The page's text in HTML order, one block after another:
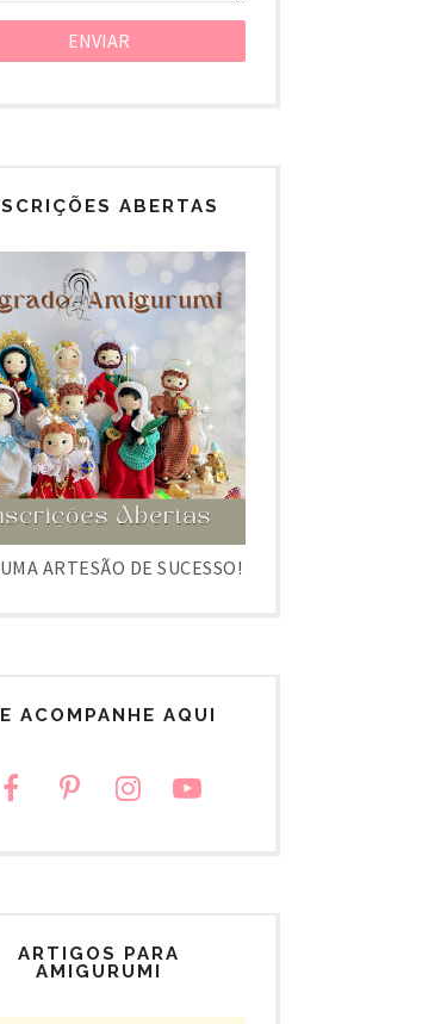
ABERTAS
ARTESÃO DE SUCESSO!
ACOMPANHE AQUI
ARTIGOS PARA
AMIGURUMI